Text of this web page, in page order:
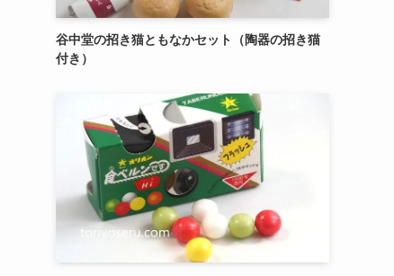
谷中堂の招き猫ともなかセット（陶器の招き猫
付き）